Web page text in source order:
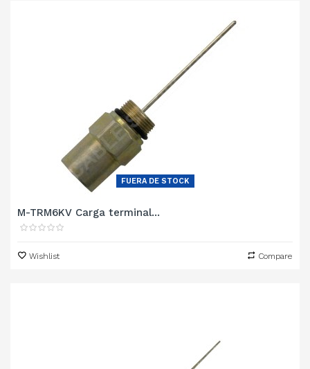
FUERA DE STOCK
M-TRM6KV Carga terminal...
Wishlist Compare